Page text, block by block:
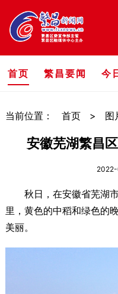
首页 繁昌要闻 今
当前位置： 首页 > 图
安徽芜湖繁昌
秋日，在安徽省芜湖市
里，黄色的中稻和绿色的
美丽。